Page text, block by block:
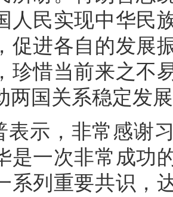
人民实现中华民
促进各自的发展
珍惜当前来之不
两国关系稳定发
表示，非常感谢
是一次非常成功
系列重要共识，